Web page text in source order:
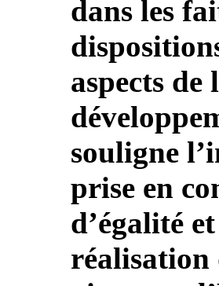
dans les
aspects
souligne
prise en
d’égalité
réalisation